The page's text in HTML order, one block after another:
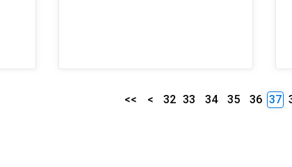
<< < 32 33 34 35 36 37